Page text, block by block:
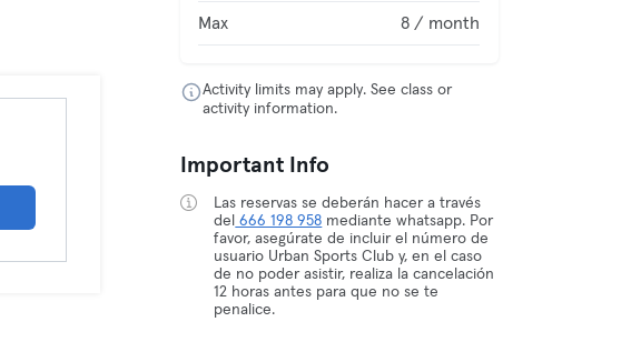
Max 8 / month
Activity limits may apply. See class or
activity information.
Important Info
Las reservas se deberán hacer a través
del 666 198 958 mediante whatsapp. Por
favor, asegúrate de incluir el número de
usuario Urban Sports Club y, en el caso
de no poder asistir, realiza la cancelación
12 horas antes para que no se te
penalice.